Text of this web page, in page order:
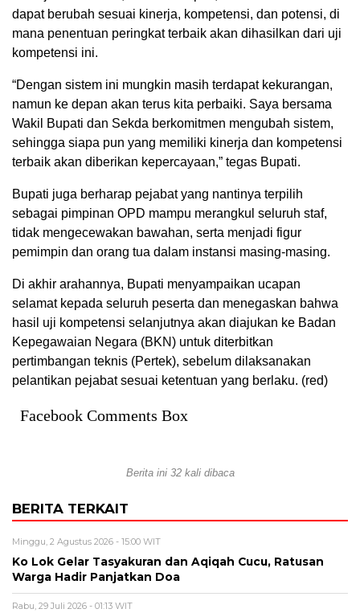
dapat berubah sesuai kinerja, kompetensi, dan potensi, di
mana penentuan peringkat terbaik akan dihasilkan dari uji
kompetensi ini.
“Dengan sistem ini mungkin masih terdapat kekurangan,
namun ke depan akan terus kita perbaiki. Saya bersama
Wakil Bupati dan Sekda berkomitmen mengubah sistem,
sehingga siapa pun yang memiliki kinerja dan kompetensi
terbaik akan diberikan kepercayaan,” tegas Bupati.
Bupati juga berharap pejabat yang nantinya terpilih
sebagai pimpinan OPD mampu merangkul seluruh staf,
tidak mengecewakan bawahan, serta menjadi figur
pemimpin dan orang tua dalam instansi masing-masing.
Di akhir arahannya, Bupati menyampaikan ucapan
selamat kepada seluruh peserta dan menegaskan bahwa
hasil uji kompetensi selanjutnya akan diajukan ke Badan
Kepegawaian Negara (BKN) untuk diterbitkan
pertimbangan teknis (Pertek), sebelum dilaksanakan
pelantikan pejabat sesuai ketentuan yang berlaku. (red)
Facebook Comments Box
Berita ini 32 kali dibaca
BERITA TERKAIT
Minggu, 2 Agustus 2026 - 15:00 WIT
Ko Lok Gelar Tasyakuran dan Aqiqah Cucu, Ratusan
Warga Hadir Panjatkan Doa
Rabu, 29 Juli 2026 - 01:13 WIT